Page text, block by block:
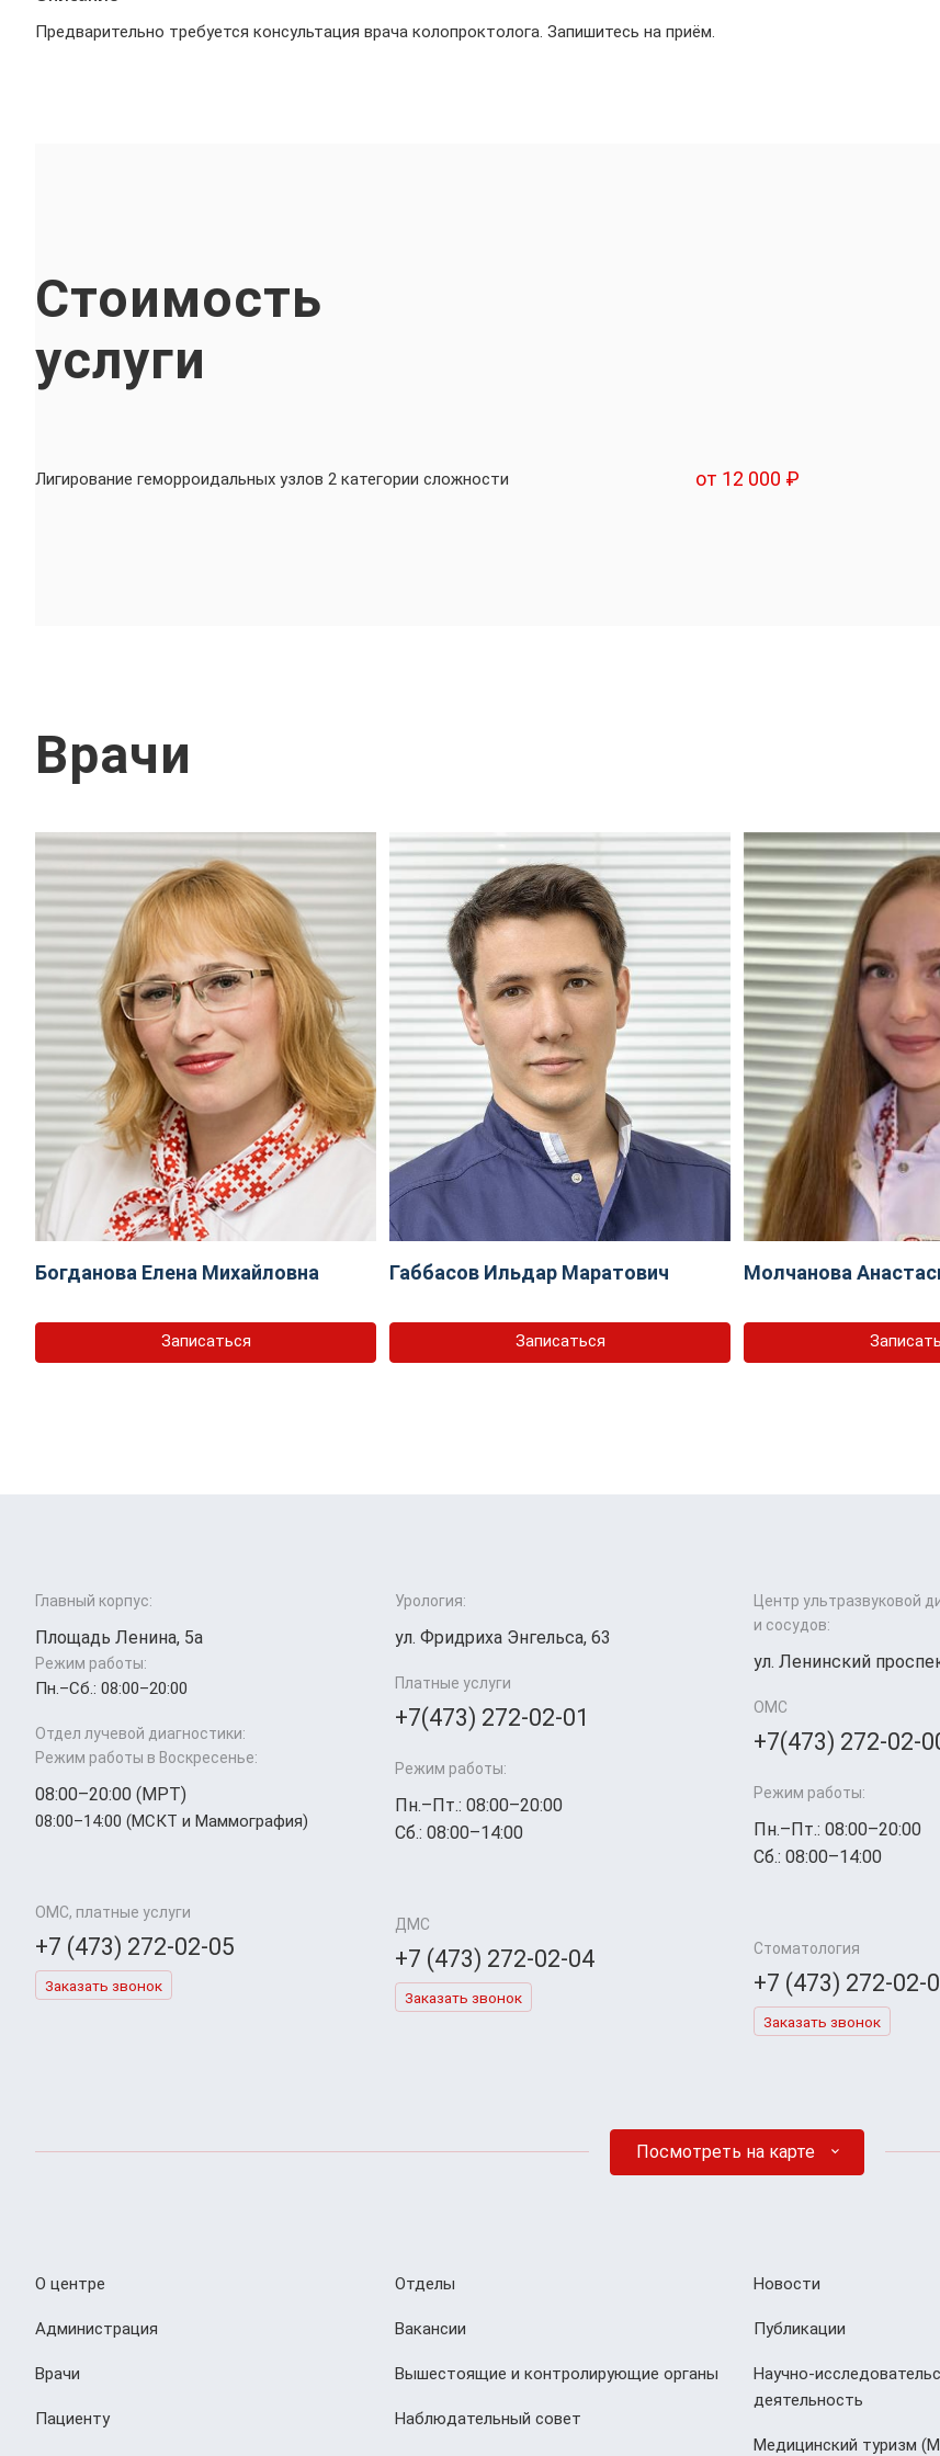
Предварительно требуется консультация врача колопроктолога. Запишитесь на приём.
Стоимость
услуги
Лигирование геморроидальных узлов 2 категории сложности от 12 000 ₽
Врачи
Богданова Елена Михайловна
Записаться
Габбасов Ильдар Маратович
Записаться
Молчанова
Главный корпус:
Площадь Ленина, 5а
Режим работы:
Пн.–Cб.: 08:00–20:00
Отдел лучевой диагностики:
Режим работы в Воскресенье:
08:00–20:00 (МРТ)
08:00–14:00 (МСКТ и Маммография)
ОМС, платные услуги
+7 (473) 272-02-05
Заказать звонок
Урология:
ул. Фридриха Энгельса, 63
Платные услуги
+7(473) 272-02-01
Режим работы:
Пн.–Пт.: 08:00–20:00
Сб.: 08:00–14:00
ДМС
+7 (473) 272-02-04
Заказать звонок
Центр ультразвуковой
и сосудов:
ул. Ленинский
ОМС
+7(473) 272-02-
Режим работы:
Пн.–Пт.: 08:00–20:00
Сб.: 08:00–14:00
Стоматология
+7 (473) 272-02-
Заказать звонок
Посмотреть на карте
О центре
Администрация
Врачи
Пациенту
Отделы
Вакансии
Вышестоящие и контролирующие органы
Наблюдательный совет
Новости
Публикации
Научно-
деятельность
Медицинский туризм